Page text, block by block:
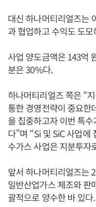
대신 하나머티리얼즈는
과 협업하고 수익도 도
사업 양도금액은 143억
분은 30%다.
하나머티리얼즈 쪽은 “
통한 경영전략이 중요한
을 집중하고자 이번 특
다”며 “Si 및 SiC 사업에
수가스 사업은 지분투자
앞서 하나머티리얼즈는
일반산업가스 제조와 판
괄적으로 양수한 바 있다.